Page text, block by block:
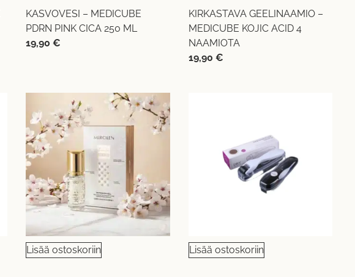
KASVOVESI – MEDICUBE
PDRN PINK CICA 250 ML
19,90€
KIRKASTAVA GEELINAAMIO –
MEDICUBE KOJIC ACID 4
NAAMIOTA
19,90 €
Lisää ostoskoriin Lisää ostoskoriin